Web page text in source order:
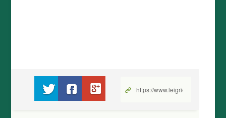
Compartilhe no Twitter
Compartilhe no Facebook
Compartilhe no Google+